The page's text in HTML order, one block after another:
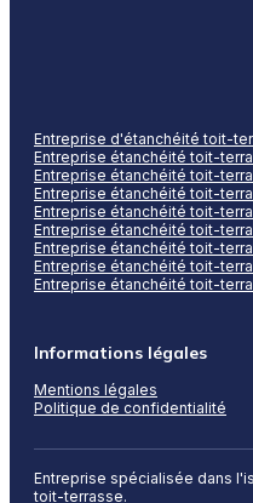
Entreprise spécialisée dans
toit-terrasse.
Entreprise d'étanchéité toit-
Entreprise étanchéité toit-
Entreprise étanchéité toit-
Entreprise étanchéité toit-
Entreprise étanchéité toit-
Entreprise étanchéité toit-
Entreprise étanchéité toit-
Entreprise étanchéité toit-
Entreprise étanchéité toit-
Informations légales
Mentions légales
Politique de confidentialité